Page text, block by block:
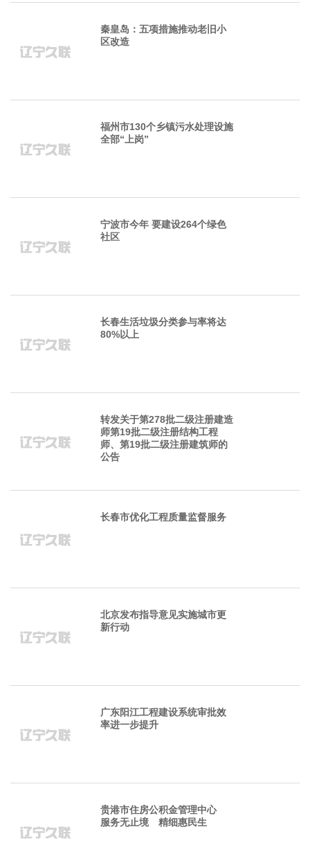
秦皇岛：五项措施推动老旧小
区改造
福州市130个乡镇污水处理设施
全部“上岗”
宁波市今年 要建设264个绿色
社区
长春生活垃圾分类参与率将达
80%以上
转发关于第278批二级注册建造
师第19批二级注册结构工程
师、第19批二级注册建筑师的
公告
长春市优化工程质量监督服务
北京发布指导意见实施城市更
新行动
广东阳江工程建设系统审批效
率进一步提升
贵港市住房公积金管理中心
服务无止境 精细惠民生